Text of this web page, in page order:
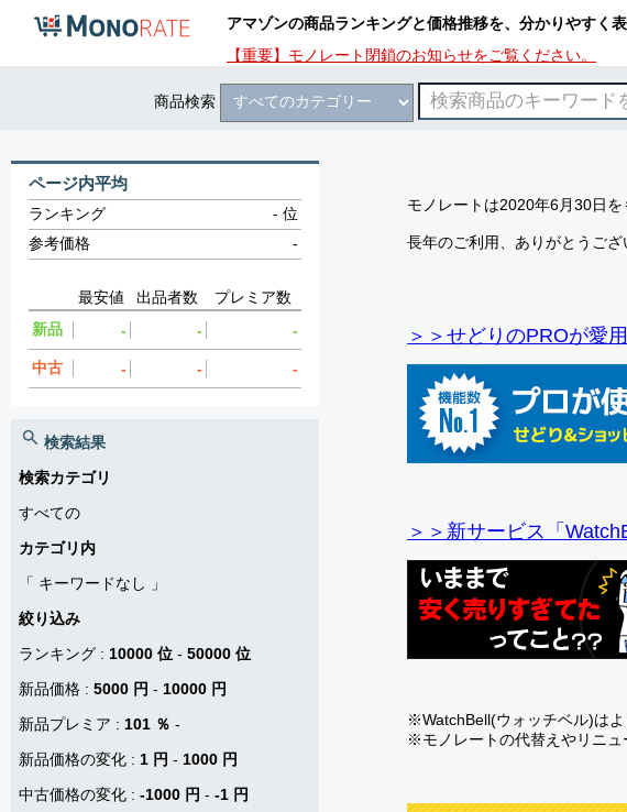
アマゾンの商品ランキングと価格推移を、分かりやすく
【重要】モノレート閉鎖のお知らせをご覧ください。
商品検索
モノレートは2020年6月30日を
長年のご利用、ありがとうござ
＞＞せどりのPROが愛
＞＞新サービス「
※WatchBell(ウォッチベル)は
※モノレートの代替えやリニュ
ページ内平均
ランキング -位
参考価格
-
最安値 出品者数
プレミア数
新品
- - -
中古 - - -
検索結果
検索カテゴリ
すべての
カテゴリ内
「 キーワードなし
」
絞り込み
ランキング : 10000 位 - 50000 位
新品価格 : 5000 円 - 10000 円
新品プレミア : 101 ％ -
新品価格の変化 : 1 円 - 1000 円
中古価格の変化 : -1000 円 - -1 円